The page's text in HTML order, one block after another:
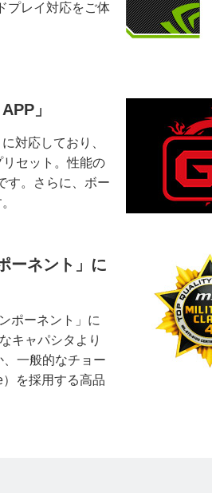
プレイ対応をご体
」
対応しており、
セット。性能の
す。さらに、ボー
ーネント」に
ポーネント」に
キャパシタより
一般的なチョー
を採用する高品